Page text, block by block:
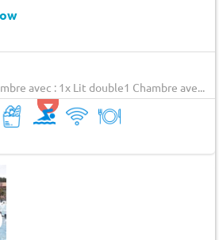
avec : 1x Lit double1 Chambre ave...